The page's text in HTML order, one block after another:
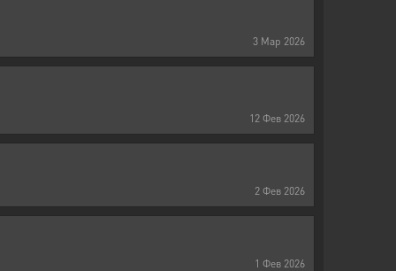
3 Мар 2026
12 Фев 2026
2 Фев 2026
1 Фев 2026